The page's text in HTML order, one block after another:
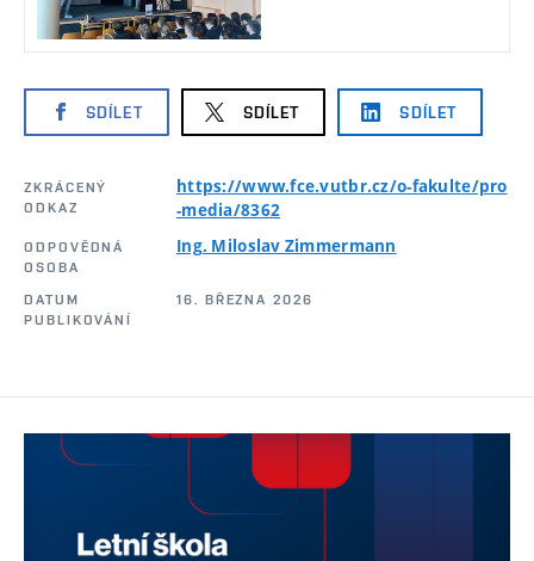
SDÍLET SDÍLET SDÍLET
ZKRÁCENÝ
ODKAZ
https://www.fce.vutbr.cz/o-fakulte/pro
-media/8362
ODPOVĚDNÁ
OSOBA
Ing. Miloslav Zimmermann
DATUM
PUBLIKOVÁNÍ
16. BŘEZNA 2026